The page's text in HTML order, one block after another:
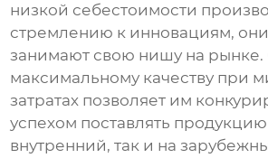
низкой себестоимости
стремлению к инновациям,
занимают свою нишу на
максимальному качеству при
затратах позволяет им
успехом поставлять продукцию
внутренний, так и на